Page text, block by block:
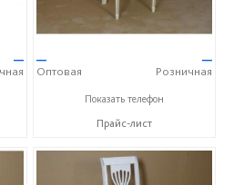
— —
Оптовая
—
Розничная
+7 (4872) 73-07-56
Показать телефон
Прайс-лист